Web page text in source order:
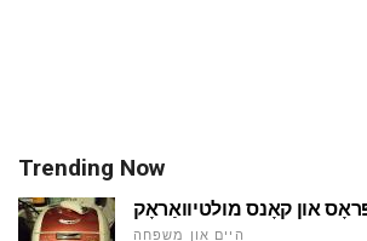
Trending Now
און קאָנס מולטיוואַראָק
היים און משפּחה